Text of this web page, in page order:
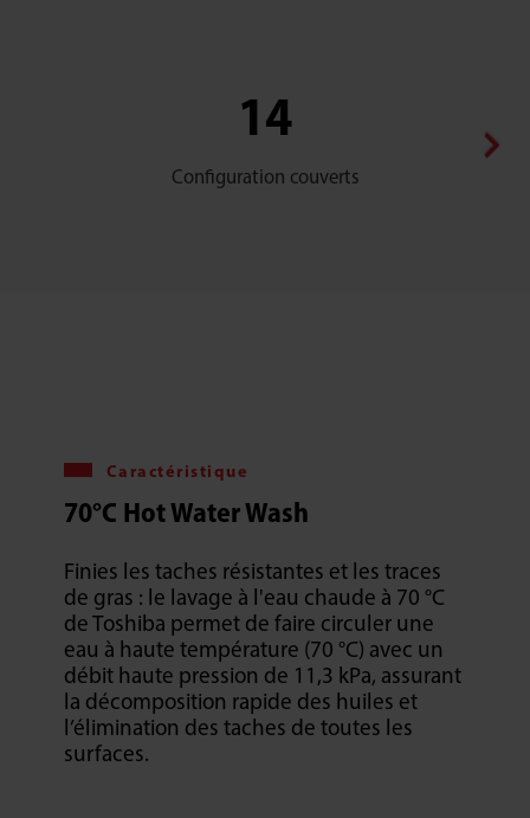
14
Configuration couverts
Caractéristique
70°C Hot Water Wash
Finies les taches résistantes et les traces
de gras : le lavage à l'eau chaude à 70 °C
de Toshiba permet de faire circuler une
eau à haute température (70 °C) avec un
débit haute pression de 11,3 kPa, assurant
la décomposition rapide des huiles et
l’élimination des taches de toutes les
surfaces.